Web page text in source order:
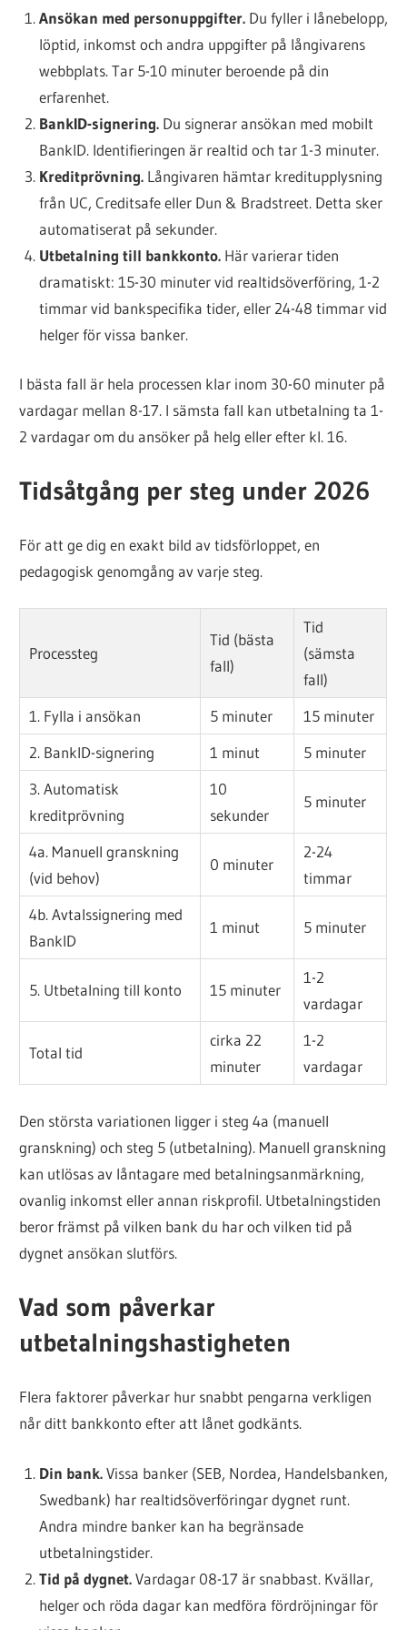
Ansökan med personuppgifter.Du fyller i lånebelopp,
löptid, inkomst och andra uppgifter på långivarens
webbplats. Tar 5-10 minuter beroende på din
erfarenhet.
BankID-signering.Du signerar ansökan med mobilt
BankID. Identifieringen är realtid och tar 1-3 minuter.
Kreditprövning.Långivaren hämtar kreditupplysning
från UC, Creditsafe eller Dun & Bradstreet. Detta sker
automatiserat på sekunder.
Utbetalning till bankkonto.Här varierar tiden
dramatiskt: 15-30 minuter vid realtidsöverföring, 1-2
timmar vid bankspecifika tider, eller 24-48 timmar vid
helger för vissa banker.
I bästa fall är hela processen klar inom 30-60 minuter på
vardagar mellan 8-17. I sämsta fall kan utbetalning ta 1-
2 vardagar om du ansöker på helg eller efter kl. 16.
Tidsåtgång per steg under 2026
För att ge dig en exakt bild av tidsförloppet, en
pedagogisk genomgång av varje steg.
Processteg
Tid (bästa
fall)
Tid
(sämsta
fall)
1. Fylla i ansökan
5 minuter
15 minuter
2. BankID-signering
1 minut
5 minuter
3. Automatisk
kreditprövning
10
sekunder
5 minuter
4a. Manuell granskning
(vid behov)
0 minuter
2-24
timmar
4b. Avtalssignering med
BankID
1 minut 5 minuter
5. Utbetalning till konto 15 minuter
1-2
vardagar
Total tid
cirka 22
minuter
1-2
vardagar
Den största variationen ligger i steg 4a (manuell
granskning) och steg 5 (utbetalning). Manuell granskning
kan utlösas av låntagare med betalningsanmärkning,
ovanlig inkomst eller annan riskprofil. Utbetalningstiden
beror främst på vilken bank du har och vilken tid på
dygnet ansökan slutförs.
Vad som påverkar
utbetalningshastigheten
Flera faktorer påverkar hur snabbt pengarna verkligen
når ditt bankkonto efter att lånet godkänts.
Din bank.Vissa banker (SEB, Nordea, Handelsbanken,
Swedbank) har realtidsöverföringar dygnet runt.
Andra mindre banker kan ha begränsade
utbetalningstider.
Tid på dygnet.Vardagar 08-17 är snabbast. Kvällar,
helger och röda dagar kan medföra fördröjningar för